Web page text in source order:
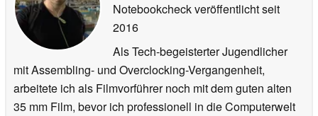
Notebookcheck veröffentlichtseit
2016
Als Tech-begeisterter Jugendlicher
mit Assembling- und Overclocking-Vergangenheit,
arbeitete ich als Filmvorführer noch mit dem guten alten
35 mm Film, bevor ich professionell in die Computerwelt